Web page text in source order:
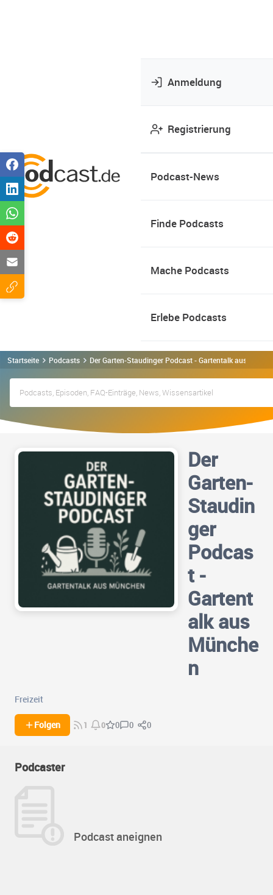
Anmeldung
Registrierung
Podcast-News
Finde Podcasts
Mache Podcasts
Erlebe Podcasts
Startseite Podcasts Der Garten-Staudinger Podcast - Gartentalk aus
Der
Garten-
Staudin
ger
Podcas
t -
Gartent
alk aus
Münche
n
Freizeit
Folgen 1 0 0 0 0
Podcaster
Podcast aneignen